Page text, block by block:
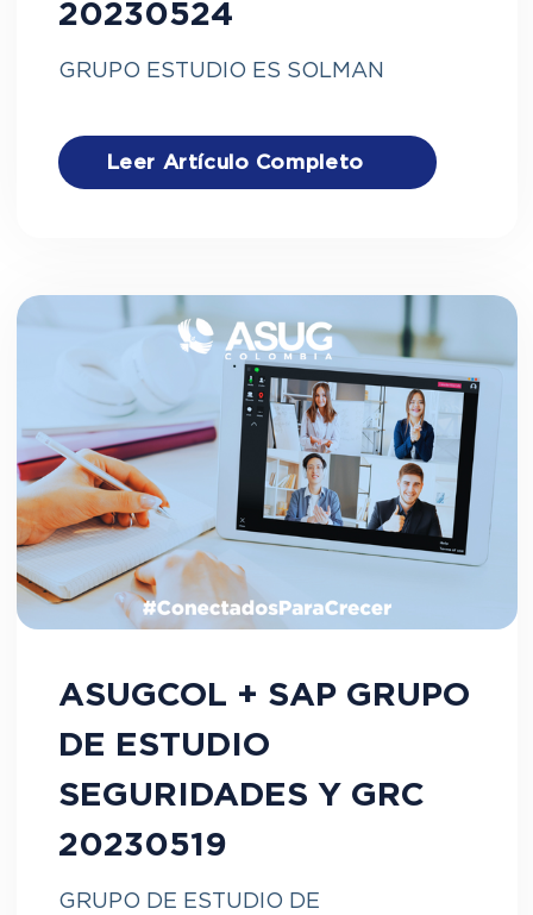
20230524
GRUPO ESTUDIO ES SOLMAN
Leer Artículo Completo
ASUGCOL + SAP GRUPO
DE ESTUDIO
SEGURIDADES Y GRC
20230519
GRUPO DE ESTUDIO DE